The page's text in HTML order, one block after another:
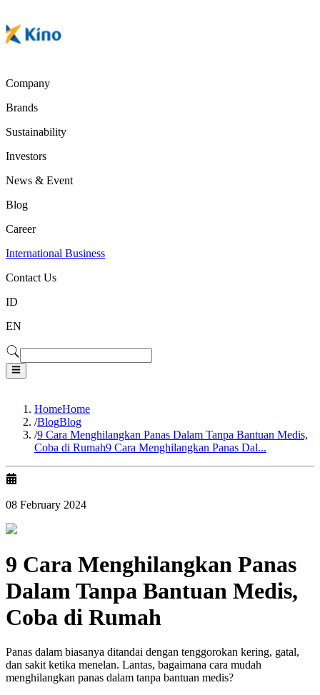
Company
Brands
Sustainability
Investors
News & Event
Blog
Career
International Business
Contact Us
ID
EN
HomeHome
/BlogBlog
/9 Cara Menghilangkan Panas Dalam Tanpa Bantuan Medis,
Coba di Rumah9 Cara Menghilangkan Panas Dal...
08 February 2024
9 Cara Menghilangkan Panas
Dalam Tanpa Bantuan Medis,
Coba di Rumah
Panas dalam biasanya ditandai dengan tenggorokan kering, gatal,
dan sakit ketika menelan. Lantas, bagaimana cara mudah
menghilangkan panas dalam tanpa bantuan medis?